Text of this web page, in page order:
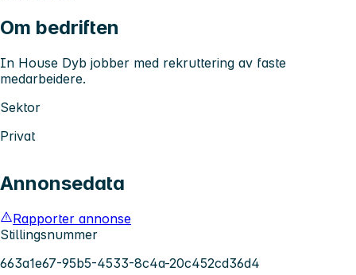
Om bedriften
In House Dyb jobber med rekruttering av faste
medarbeidere.
Sektor
Privat
Annonsedata
Rapporter annonse
Stillingsnummer
663a1e67-95b5-4533-8c4a-20c452cd36d4